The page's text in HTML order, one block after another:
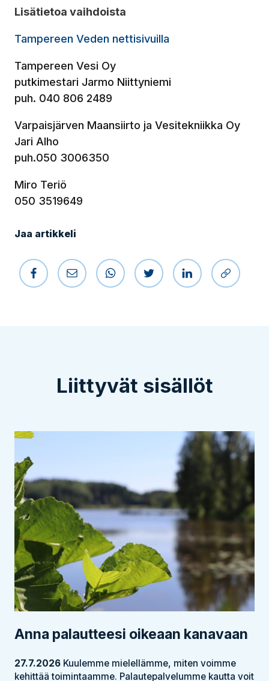
Lisätietoa vaihdoista
Tampereen Veden nettisivuilla
Tampereen Vesi Oy
putkimestari Jarmo Niittyniemi
puh. 040 806 2489
Varpaisjärven Maansiirto ja Vesitekniikka Oy
Jari Alho
puh.050 3006350
Miro Teriö
050 3519649
Jaa artikkeli
Jaa Facebookissa
Jaa sähköpostilla
Jaa WhatsAppissa
Jaa Twitterissä
Jaa Kopioi
Liittyvät sisällöt
Anna palautteesi oikeaan kanavaan
27.7.2026 Kuulemme mielellämme, miten voimme
kehittää toimintaamme. Palautepalvelumme kautta voit